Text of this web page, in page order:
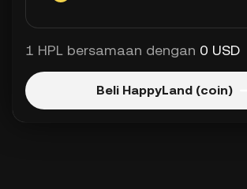
1 HPL bersamaan dengan 0 USD
Beli HappyLand (coin)